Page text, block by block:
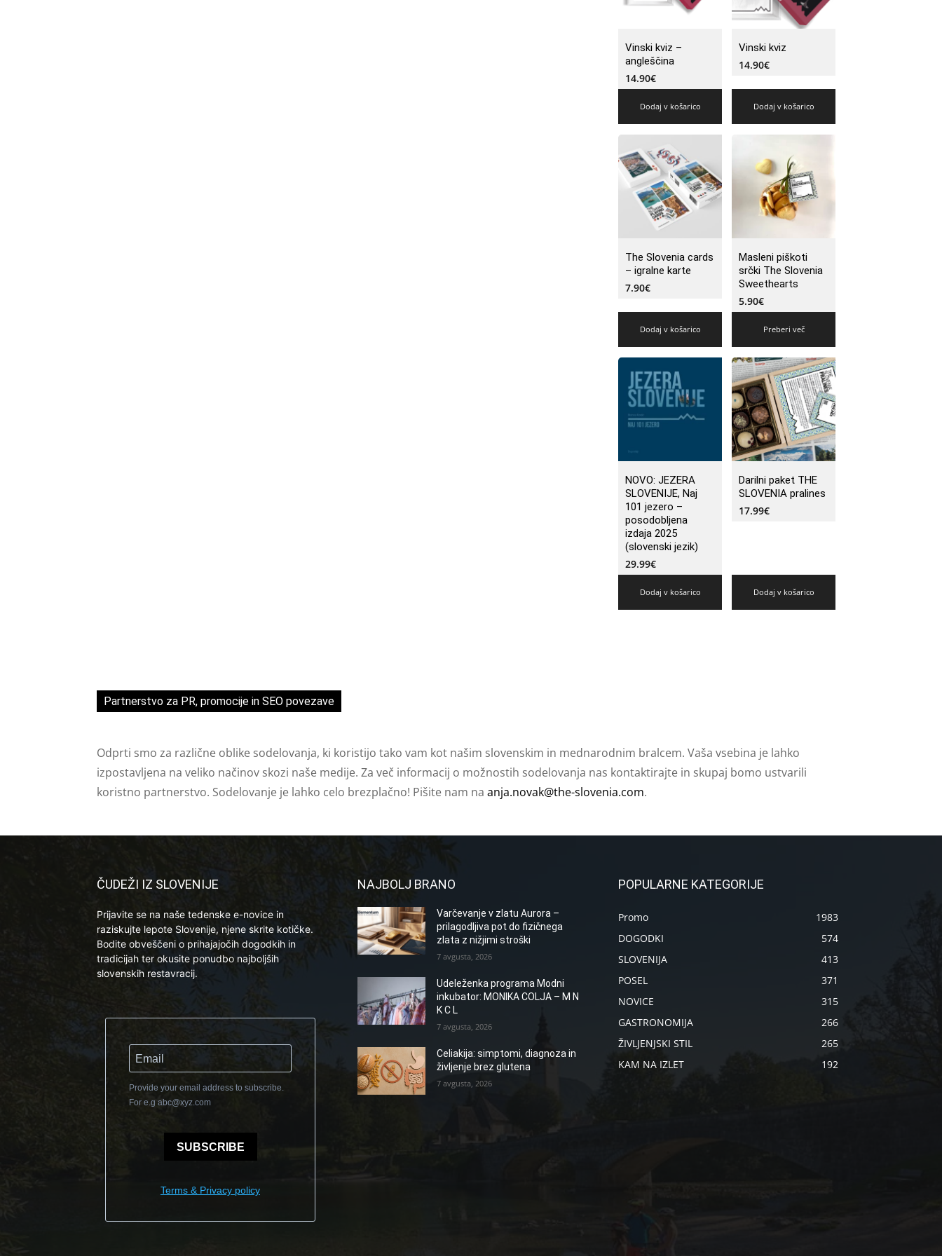
Vinski kviz –
angleščina
14.90€
Dodaj v košarico
Vinski kviz
14.90€
Dodaj v košarico
The Slovenia cards
– igralne karte
7.90€
Dodaj v košarico
Masleni piškoti
srčki The Slovenia
Sweethearts
5.90€
Preberi več
NOVO: JEZERA
SLOVENIJE, Naj
101 jezero –
posodobljena
izdaja 2025
(slovenski jezik)
29.99€
Dodaj v košarico
Darilni paket THE
SLOVENIA pralines
17.99€
Dodaj v košarico
Partnerstvo za PR, promocije in SEO povezave
Odprti smo za različne oblike sodelovanja, ki koristijo tako vam kot našim slovenskim in mednarodnim bralcem. Vaša vsebina je lahko
izpostavljena na veliko načinov skozi naše medije. Za več informacij o možnostih sodelovanja nas kontaktirajte in skupaj bomo ustvarili
koristno partnerstvo. Sodelovanje je lahko celo brezplačno! Pišite nam na anja.novak@the-slovenia.com.
ČUDEŽI IZ SLOVENIJE
Prijavite se na naše tedenske e-novice in
raziskujte lepote Slovenije, njene skrite kotičke.
Bodite obveščeni o prihajajočih dogodkih in
tradicijah ter okusite ponudbo najboljših
slovenskih restavracij.
Provide your email address to subscribe.
For e.g abc@xyz.com
SUBSCRIBE
Terms & Privacy policy
NAJBOLJ BRANO
Varčevanje v zlatu Aurora –
prilagodljiva pot do fizičnega
zlata z nižjimi stroški
7 avgusta, 2026
Udeleženka programa Modni
inkubator: MONIKA COLJA – M N
K C L
7 avgusta, 2026
Celiakija: simptomi, diagnoza in
življenje brez glutena
7 avgusta, 2026
POPULARNE KATEGORIJE
Promo
1983
DOGODKI
574
SLOVENIJA
413
POSEL
371
NOVICE
315
GASTRONOMIJA
266
ŽIVLJENJSKI STIL
265
KAM NA IZLET
192